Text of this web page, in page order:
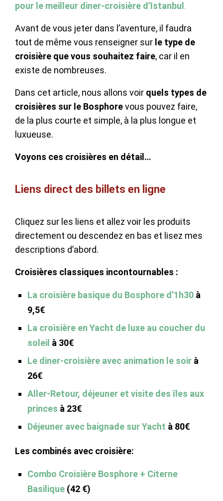
pour le meilleur diner-croisière d’Istanbul .
Avant de vous jeter dans l’aventure, il faudra
tout de même vous renseigner sur le type de
croisière que vous souhaitez faire, car il en
existe de nombreuses.
Dans cet article, nous allons voir quels types de
croisières sur le Bosphorevous pouvez faire,
de la plus courte et simple, à la plus longue et
luxueuse.
Voyons ces croisières en détail…
Liens direct des billets en ligne
Cliquez sur les liens et allez voir les produits
directement ou descendez en bas et lisez mes
descriptions d’abord.
Croisières classiques incontournables :
La croisière basique du Bosphore d’1h30 à
9,5€
La croisière en Yacht de luxe au coucher du
soleil à 30€
Le diner-croisière avec animation le soir à
26€
Aller-Retour, déjeuner et visite d es îles aux
princes à 23€
Déjeuner avec baignade sur Yacht à 80€
Les combinés avec croisière:
Combo Croisière Bosphore + Citerne
Basilique (42 €)